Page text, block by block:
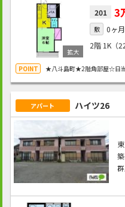
201 3
敷 0ヶ月
2階 1K（
★八斗島町★2階角部屋☆日
アパート ハイツ26